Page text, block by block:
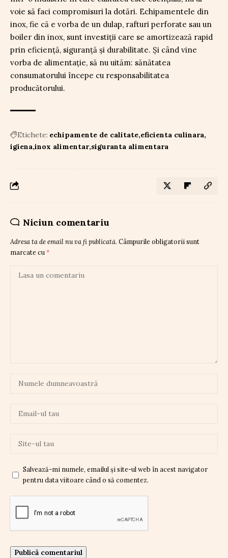
voie să faci compromisuri la dotări. Echipamentele din
inox, fie că e vorba de un dulap, rafturi perforate sau un
boiler din inox, sunt investiţii care se amortizează rapid
prin eficienţă, siguranţă şi durabilitate. Şi când vine
vorba de alimentaţie, să nu uităm: sănătatea
consumatorului începe cu responsabilitatea
producătorului.
Etichete: echipamente de calitate eficienta culinara
igiena inox alimentar siguranta alimentara
Niciun comentariu
Adresa ta de email nu va fi publicată. Câmpurile obligatorii sunt
marcate cu*
Salvează-mi numele, emailul și site-ul web în acest navigator
pentru data viitoare când o să comentez.